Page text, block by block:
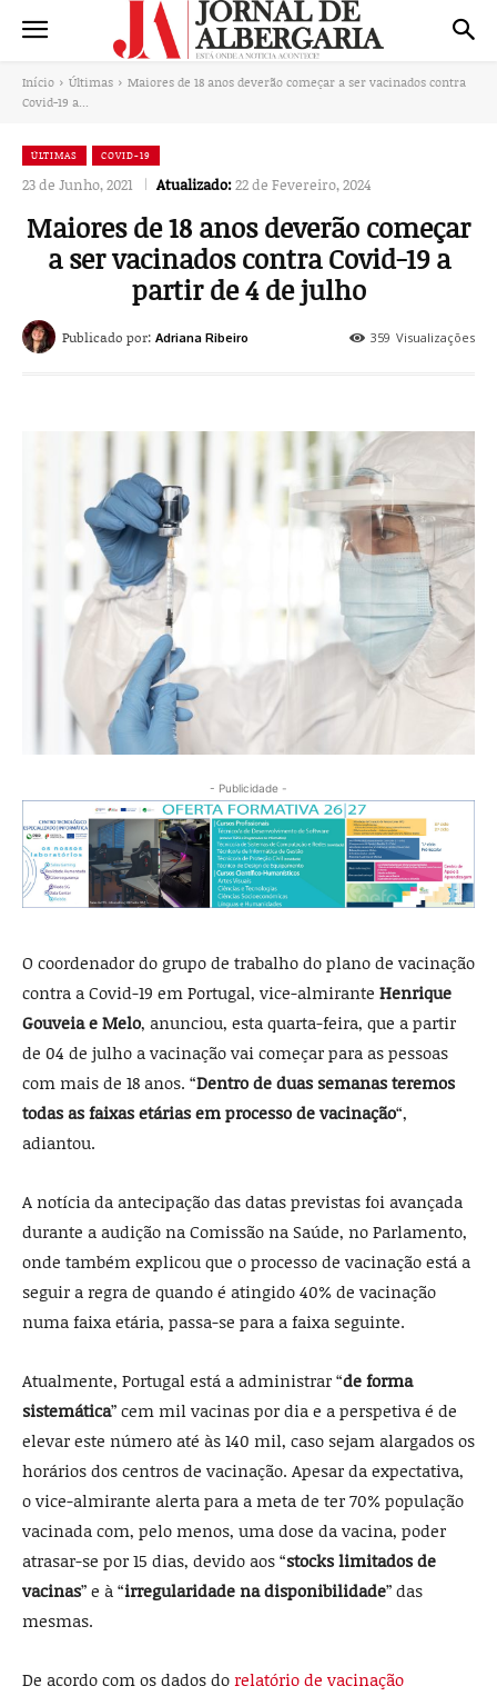
Início Últimas
Maiores de 18 anos deverão começar a ser vacinados contra
Covid-19 a...
ÚLTIMAS COVID-19
23 de Junho, 2021 Atualizado:22 de Fevereiro, 2024
Maiores de 18 anos deverão começar
a ser vacinados contra Covid-19 a
partir de 4 de julho
359 Visualizações
Publicado por: Adriana Ribeiro
- Publicidade -
O coordenador do grupo de trabalho do plano de vacinação
contra a Covid-19 em Portugal, vice-almirante Henrique
Gouveia e Melo, anunciou, esta quarta-feira, que a partir
de 04 de julho a vacinação vai começar para as pessoas
com mais de 18 anos. “Dentro de duas semanas teremos
todas as faixas etárias em processo de vacinação“,
adiantou.
A notícia da antecipação das datas previstas foi avançada
durante a audição na Comissão na Saúde, no Parlamento,
onde também explicou que o processo de vacinação está a
seguir a regra de quando é atingido 40% de vacinação
numa faixa etária, passa-se para a faixa seguinte.
Atualmente, Portugal está a administrar “de forma
sistemática” cem mil vacinas por dia e a perspetiva é de
elevar este número até às 140 mil, caso sejam alargados os
horários dos centros de vacinação. Apesar da expectativa,
o vice-almirante alerta para a meta de ter 70% população
vacinada com, pelo menos, uma dose da vacina, poder
atrasar-se por 15 dias, devido aos “stocks limitados de
vacinas” e à “irregularidade na disponibilidade” das
mesmas.
De acordo com os dados do relatório de vacinação